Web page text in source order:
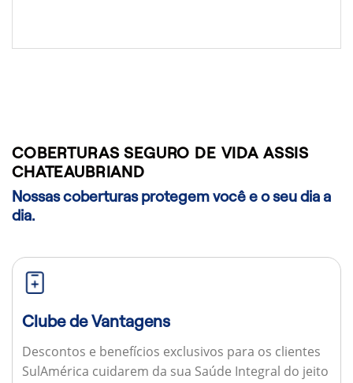
COBERTURAS SEGURO DE VIDA ASSIS
CHATEAUBRIAND
Nossas coberturas protegem você e o seu dia a
dia.
Clube de Vantagens
Descontos e benefícios exclusivos para os clientes
SulAmérica cuidarem da sua Saúde Integral do jeito